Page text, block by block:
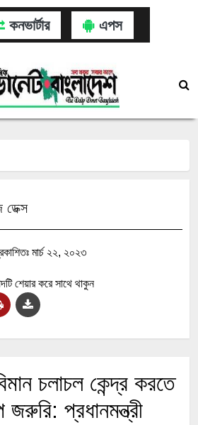
কনভার্টার এপস
মার্চ ২২, ২০২৩
শেয়ার করে সাথে থাকুন
চলাচল কেন্দ্র করতে
প্রধানমন্ত্রী